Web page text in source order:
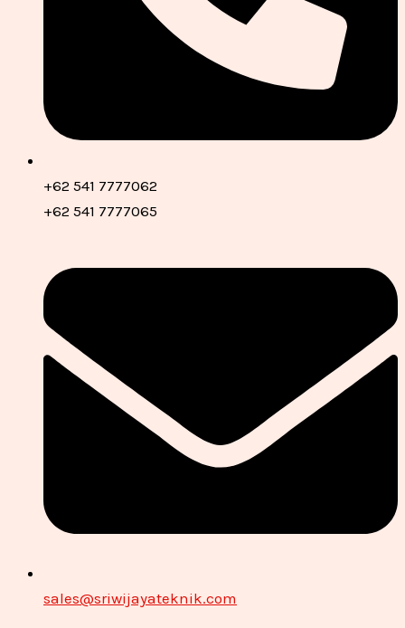
+62 541 7777062
+62 541 7777065
sales@sriwijayateknik.com